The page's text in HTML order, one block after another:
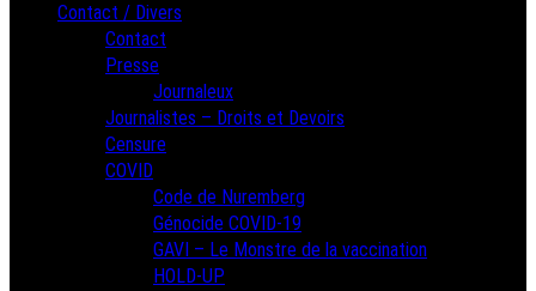
Contact / Divers
Contact
Presse
Journaleux
Journalistes – Droits et Devoirs
Censure
COVID
Code de Nuremberg
Génocide COVID-19
GAVI – Le Monstre de la vaccination
HOLD-UP